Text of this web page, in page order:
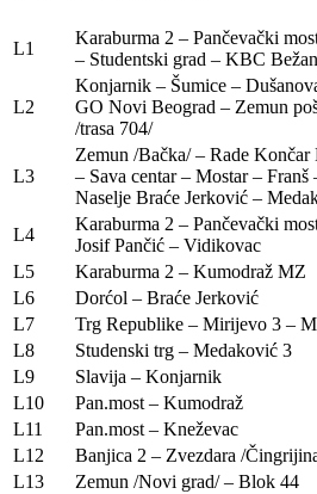
L1
Karaburma 2 – Pančevački
– Studentski grad – KBC
L2
Konjarnik – Šumice –
GO Novi Beograd – Zemun
/trasa 704/
L3
Zemun /Bačka/ – Rade
– Sava centar – Mostar –
Naselje Braće Jerković –
L4
Karaburma 2 – Pančevački
Josif Pančić – Vidikovac
L5
Karaburma 2 – Kumodraž MZ
L6
Dorćol – Braće Jerković
L7
Trg Republike – Mirijevo 3 –
L8
Studenski trg – Medaković 3
L9
Slavija – Konjarnik
L10
Pan.most – Kumodraž
L11
Pan.most – Kneževac
L12
Banjica 2 – Zvezdara /
L13
Zemun /Novi grad/ – Blok 44